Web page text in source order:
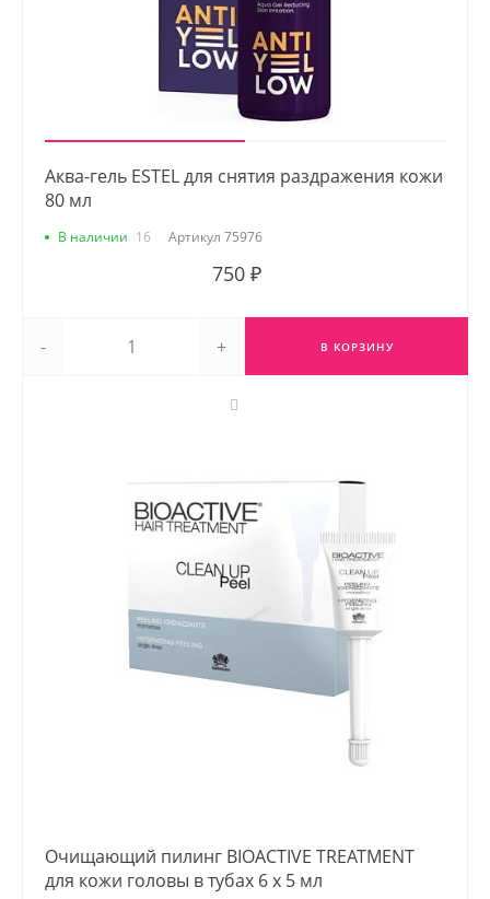
Аква-гель ESTEL для снятия раздражения кожи
80 мл
В наличии 16 Артикул 75976
750 ₽
- + В КОРЗИНУ
Очищающий пилинг BIOACTIVE TREATMENT
для кожи головы в тубах 6 х 5 мл